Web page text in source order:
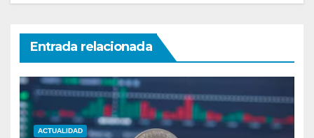
Entrada relacionada
ACTUALIDAD